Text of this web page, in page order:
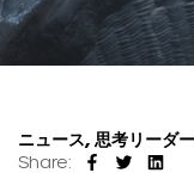
ニュース, 思考リーダ
Share: